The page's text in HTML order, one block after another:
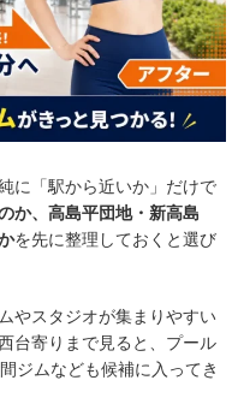
に「駅から近いか」だけで
か、高島平団地・新高島
を先に整理しておくと選び
やスタジオが集まりやすい
台寄りまで見ると、プール
ジムなども候補に入ってき